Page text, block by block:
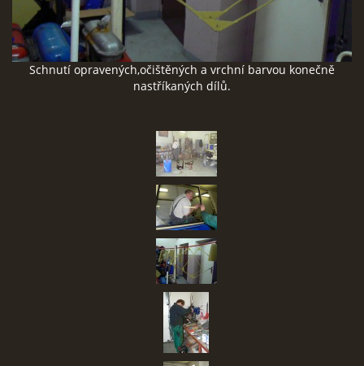
SBĚR VYSLOUŽILÉHO ELEKTROZAŘÍZENÍ
RADY V NOUZI, DŮLEŽITÉ TEL. ČÍSLA
English Deutsch
© 2026 eStránky.cz
Schnutí opravených,očištěných a vrchní barvou konečně
nastříkaných dílů.